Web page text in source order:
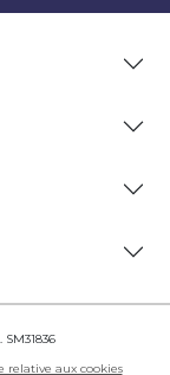
relative aux cookies